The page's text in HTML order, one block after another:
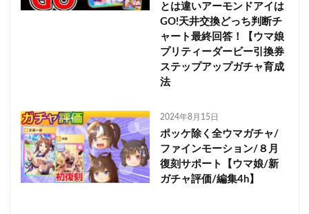
とは違いアーモンドアイは
GO!天井交換どっち判断チ
ャート最終回答！【ウマ娘
プリティーダービー引換券
ステップアップガチャ育成
法
2024年8月15日
ポッケ除く全ウマガチャ/
ファインモーション/８月
復刻サポート【ウマ娘/新
ガチャ評価/編集4h】